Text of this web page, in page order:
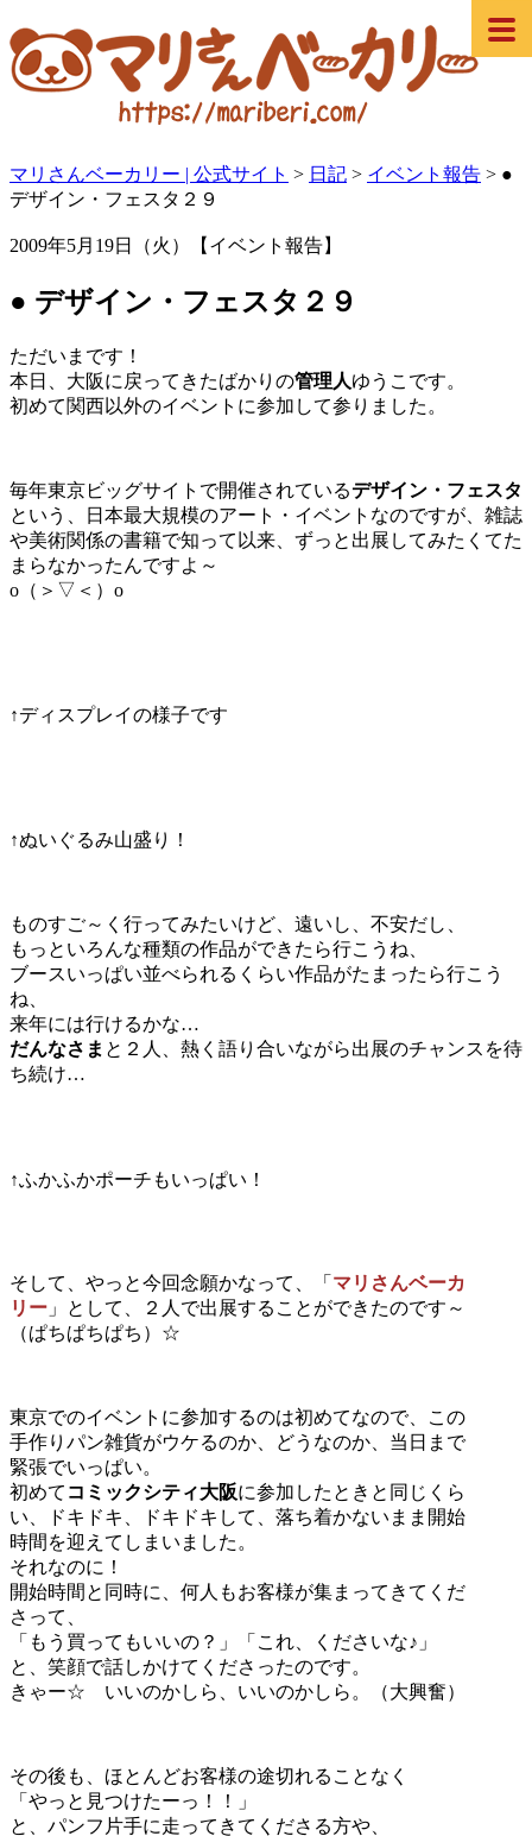
マリさんベーカリー | 公式サイト > 日記 > イベント報告 > ●
デザイン・フェスタ２９
2009年5月19日（火）【イベント報告】
● デザイン・フェスタ２９
ただいまです！
本日、大阪に戻ってきたばかりの管理人ゆうこです。
初めて関西以外のイベントに参加して参りました。
毎年東京ビッグサイトで開催されているデザイン・フェスタ
という、日本最大規模のアート・イベントなのですが、雑誌
や美術関係の書籍で知って以来、ずっと出展してみたくてた
まらなかったんですよ～
o（＞▽＜）o
↑ディスプレイの様子です
↑ぬいぐるみ山盛り！
ものすご～く行ってみたいけど、遠いし、不安だし、
もっといろんな種類の作品ができたら行こうね、
ブースいっぱい並べられるくらい作品がたまったら行こう
ね、
来年には行けるかな…
だんなさま と２人、熱く語り合いながら出展のチャンスを待
ち続け…
↑ふかふかポーチもいっぱい！
そして、やっと今回念願かなって、「 マリさんベーカ
リー 」として、２人で出展することができたのです～
（ぱちぱちぱち）☆
東京でのイベントに参加するのは初めてなので、この
手作りパン雑貨がウケるのか、どうなのか、当日まで
緊張でいっぱい。
初めて コミックシティ大阪に参加したときと同じくら
い、ドキドキ、ドキドキして、落ち着かないまま開始
時間を迎えてしまいました。
それなのに！
開始時間と同時に、何人もお客様が集まってきてくだ
さって、
「もう買ってもいいの？」「これ、くださいな♪」
と、笑顔で話しかけてくださったのです。
きゃー☆ いいのかしら、いいのかしら。（大興奮）
その後も、ほとんどお客様の途切れることなく
「やっと見つけたーっ！！」
と、パンフ片手に走ってきてくださる方や、